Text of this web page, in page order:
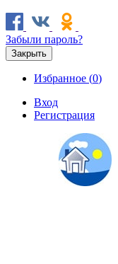
Забыли пароль?
Закрыть
Избранное (0)
Вход
Регистрация